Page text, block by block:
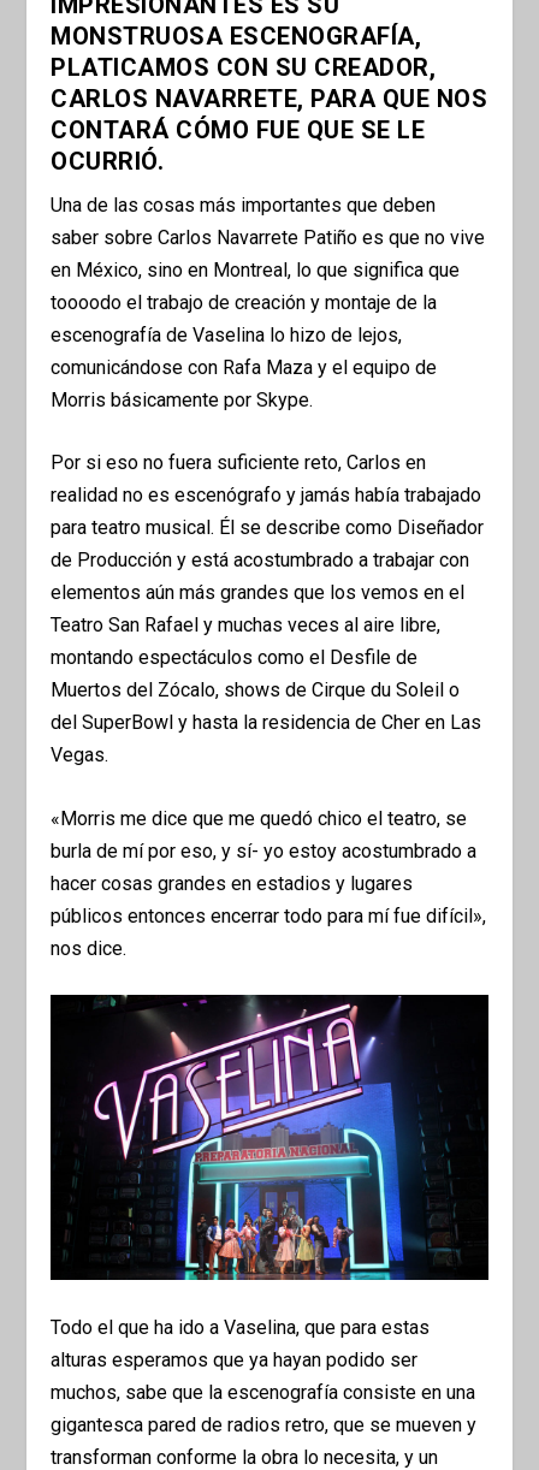
MONSTRUOSA ESCENOGRAFÍA,
PLATICAMOS CON SU CREADOR,
CARLOS NAVARRETE, PARA QUE NOS
CONTARÁ CÓMO FUE QUE SE LE
OCURRIÓ.
Una de las cosas más importantes que deben
saber sobre Carlos Navarrete Patiño es que no vive
en México, sino en Montreal, lo que significa que
toooodo el trabajo de creación y montaje de la
escenografía de Vaselina lo hizo de lejos,
comunicándose con Rafa Maza y el equipo de
Morris básicamente por Skype.
Por si eso no fuera suficiente reto, Carlos en
realidad no es escenógrafo y jamás había trabajado
para teatro musical. Él se describe como Diseñador
de Producción y está acostumbrado a trabajar con
elementos aún más grandes que los vemos en el
Teatro San Rafael y muchas veces al aire libre,
montando espectáculos como el Desfile de
Muertos del Zócalo, shows de Cirque du Soleil o
del SuperBowl y hasta la residencia de Cher en Las
Vegas.
«Morris me dice que me quedó chico el teatro, se
burla de mí por eso, y sí- yo estoy acostumbrado a
hacer cosas grandes en estadios y lugares
públicos entonces encerrar todo para mí fue difícil»,
nos dice.
Todo el que ha ido a Vaselina, que para estas
alturas esperamos que ya hayan podido ser
muchos, sabe que la escenografía consiste en una
gigantesca pared de radios retro, que se mueven y
transforman conforme la obra lo necesita, y un